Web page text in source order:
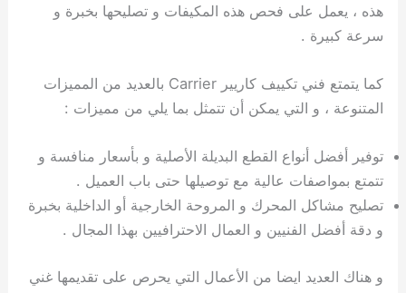
هذه ، يعمل على فحص هذه المكيفات و تصليحها بخبرة و
سرعة كبيرة .
كما يتمتع فني تكييف كاريير Carrier بالعديد من المميزات
المتنوعة ، و التي يمكن أن تتمثل بما يلي من مميزات :
توفير أفضل أنواع القطع البديلة الأصلية و بأسعار منافسة و
تتمتع بمواصفات عالية مع توصيلها حتى باب العميل .
تصليح مشاكل المحرك و المروحة الخارجية أو الداخلية بخبرة
و دقة أفضل الفنيين و العمال الاحترافيين بهذا المجال .
و هناك العديد ايضا من الأعمال التي يحرص على تقديمها غني